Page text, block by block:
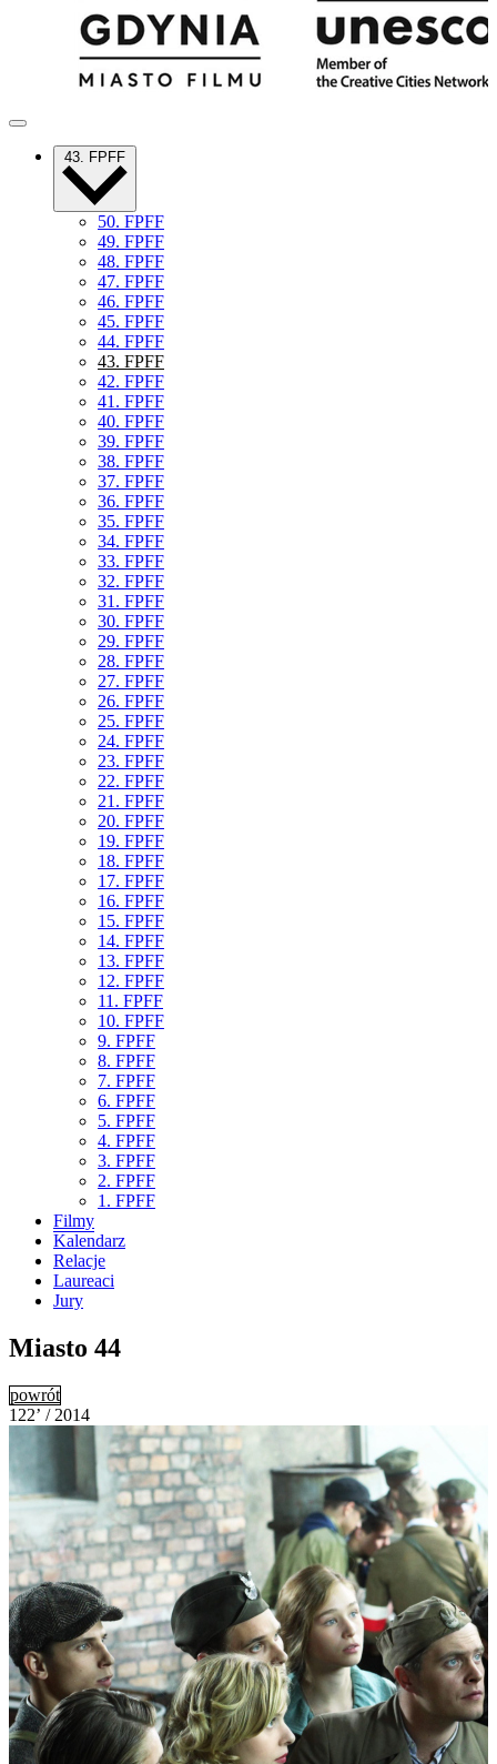
43. FPFF
50. FPFF
49. FPFF
48. FPFF
47. FPFF
46. FPFF
45. FPFF
44. FPFF
43. FPFF
42. FPFF
41. FPFF
40. FPFF
39. FPFF
38. FPFF
37. FPFF
36. FPFF
35. FPFF
34. FPFF
33. FPFF
32. FPFF
31. FPFF
30. FPFF
29. FPFF
28. FPFF
27. FPFF
26. FPFF
25. FPFF
24. FPFF
23. FPFF
22. FPFF
21. FPFF
20. FPFF
19. FPFF
18. FPFF
17. FPFF
16. FPFF
15. FPFF
14. FPFF
13. FPFF
12. FPFF
11. FPFF
10. FPFF
9. FPFF
8. FPFF
7. FPFF
6. FPFF
5. FPFF
4. FPFF
3. FPFF
2. FPFF
1. FPFF
Filmy
Kalendarz
Relacje
Laureaci
Jury
Miasto 44
powrót
122’ / 2014